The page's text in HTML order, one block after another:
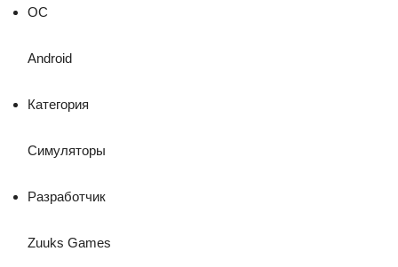
ОС
Android
Категория
Симуляторы
Разработчик
Zuuks Games